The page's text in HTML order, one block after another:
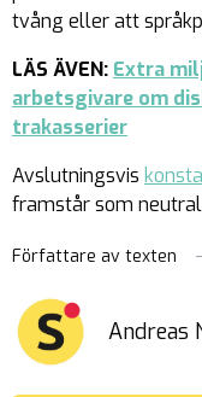
tvång eller att
LÄS ÄVEN: Extra
arbetsgivare om
trakasserier
Avslutningsvis
framstår som
Författare av texten
Andreas